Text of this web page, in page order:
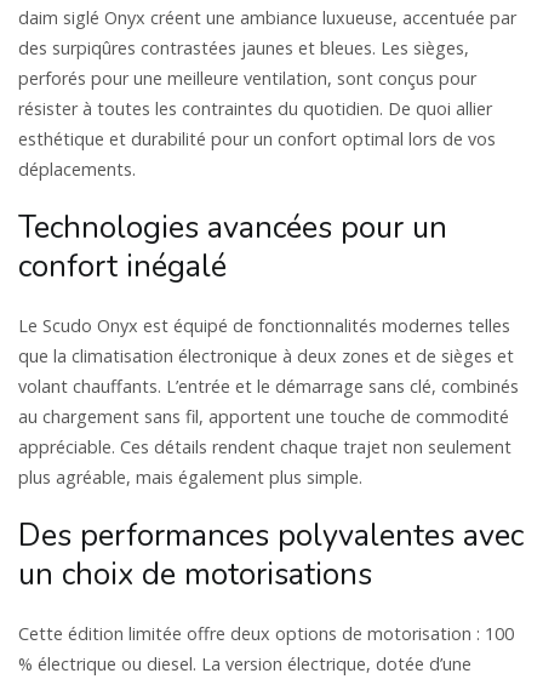
daim siglé Onyx créent une ambiance luxueuse, accentuée par
des surpiqûres contrastées jaunes et bleues. Les sièges,
perforés pour une meilleure ventilation, sont conçus pour
résister à toutes les contraintes du quotidien. De quoi allier
esthétique et durabilité pour un confort optimal lors de vos
déplacements.
Technologies avancées pour un
confort inégalé
Le Scudo Onyx est équipé de fonctionnalités modernes telles
que la climatisation électronique à deux zones et de sièges et
volant chauffants. L’entrée et le démarrage sans clé, combinés
au chargement sans fil, apportent une touche de commodité
appréciable. Ces détails rendent chaque trajet non seulement
plus agréable, mais également plus simple.
Des performances polyvalentes avec
un choix de motorisations
Cette édition limitée offre deux options de motorisation : 100
% électrique ou diesel. La version électrique, dotée d’une